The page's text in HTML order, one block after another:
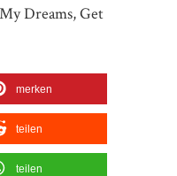
Dreams, Get
merken
teilen
teilen